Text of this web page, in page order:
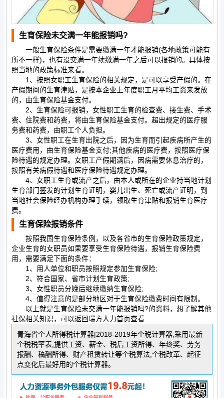
生育保险未交满一年能报销吗?
一般生育保险条件是需要缴满一年才能报销(各地政策可能有
所不一样)，也有没交满一年续缴满一年之后可以报销的。具体按
照当地的政策标准来看。
1、按照女职工生育保险的相关规定，是可以享受产假的。在
产假期间的生育津贴，是按本企业上年度职工月平均工资来发放
的，由生育保险基金支付。
2、生育保险可报销，女性职工生育的检查费、接生费、手术
费、住院费和药费，将由生育保险基金支付。超出规定的医疗服
务费和药费，由职工个人负担。
3、女性职工在生育出院之后，因为生育而引起疾病所产生的
医疗费用，由生育保险基金支付;其他疾病的医疗费，按照医疗保
险待遇的规定办理。女职工产假期满后，因病需要休息治疗的，
按照有关病假待遇和医疗保险待遇规定办理。
4、女职工生育或流产之后，由本人或所在的企业持当地计划
生育部门签发的计划生育证明，婴儿出生、死亡或流产证明，到
当地社会保险经办机构办理手续，领取生育津贴和报销生育医疗
费。
生育保险报销条件
按照我国生育保险条例，以及各省市的生育保险政策规定，
企业生育的女职员如果要享受生育保险待遇，报销生育保险费
用，需要满足下面的条件：
1、用人单位和职员按照规定参加生育保险;
2、符合国家、省市计划生育政策;
3、女性职员分娩后继续缴纳生育保险;
4、值得注意的是部分地区对于生育保险缴费时间有限制。
以上就是生育保险未交满一年能报销吗?的资料，想了解其他
社保相关知识，可以返回瑞方人力首页查看
青海省个人所得税计算器|2018-2019年个税计算器,采用最新
个税税率表,提供工资、薪金、税后工资所得、年终奖、劳务
报酬、稿酬所得、财产租赁转让等个税算法,个税改革、起征
点变化后最好用的个税计算器。